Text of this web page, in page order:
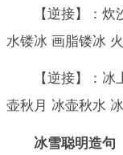
【逆接】：
水镂冰 画脂镂冰
【逆接】：
壶秋月 冰壶秋水
冰雪聪明造句